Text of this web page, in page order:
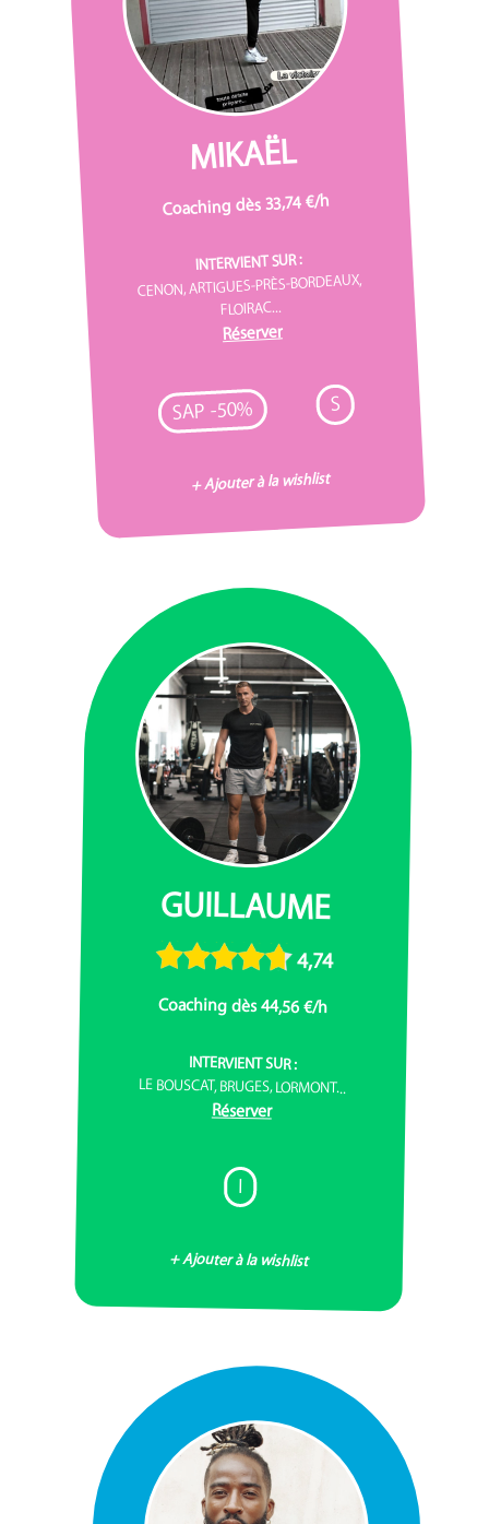
MIKAËL
Coaching dès 33,74 €/h
INTERVIENT SUR :
CENON, ARTIGUES-PRÈS-BORDEAUX,
FLOIRAC...
Réserver
SAP -50% S
+ Ajouter à la wishlist
GUILLAUME
4,74
Coaching dès 44,56 €/h
INTERVIENT SUR :
LE BOUSCAT, BRUGES, LORMONT...
Réserver
I
+ Ajouter à la wishlist